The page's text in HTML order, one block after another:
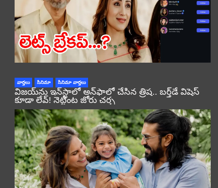
వార్తలు సినిమా సినిమా వార్తలు
విజయ్‌ను ఇన్‌స్టాలో అన్‌ఫాలో చేసిన త్రిష.. బర్త్‌డే విషెస్
కూడా లేవ్! నెట్టింట జోరు చర్చ